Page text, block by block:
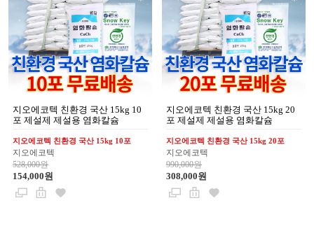
지오에코텍 친환경 국산 15kg 10
포 제설제 제설용 염화칼슘
지오에코텍 친환경 국산 15kg 10포
지오에코텍
528,000원
154,000원
지오에코텍 친환경 국산 15kg 20
포 제설제 제설용 염화칼슘
지오에코텍 친환경 국산 15kg 20포
지오에코텍
990,000원
308,000원